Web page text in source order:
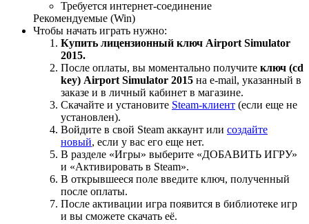
Требуется интернет-соединение
Рекомендуемые (Win)
Чтобы начать играть нужно:
Купить лицензионный ключ Airport Simulator
2015.
После оплаты, вы моментально получите ключ (cd
key) Airport Simulator 2015 на е-mail, указанный в
заказе и в личный кабинет в магазине.
Скачайте и установите Steam-клиент (если еще не
установлен).
Войдите в свой Steam аккаунт или создайте
новый, если у вас его еще нет.
В разделе «Игры» выберите «ДОБАВИТЬ ИГРУ»
и «Активировать в Steam».
В открывшееся поле введите ключ, полученный
после оплаты.
После активации игра появится в библиотеке игр
и вы сможете скачать её.